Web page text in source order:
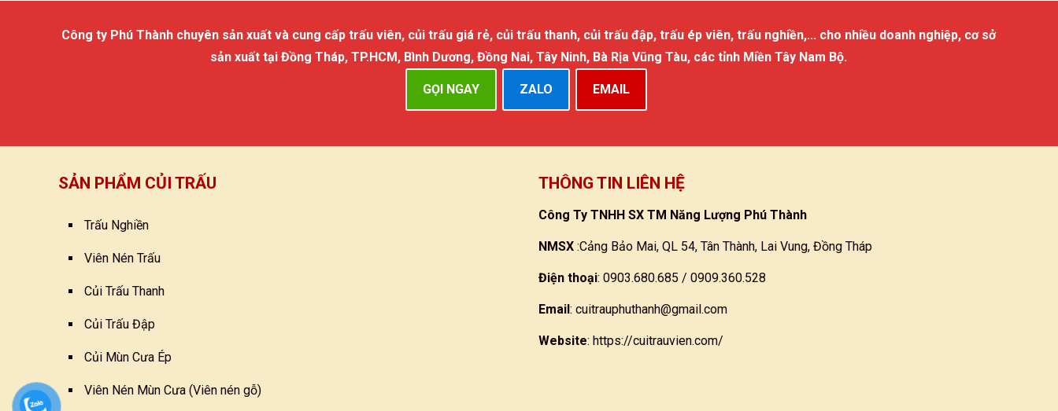
Công ty Phú Thành chuyên sản xuất và cung cấp trấu viên, củi trấu giá rẻ, củi trấu thanh, củi trấu đập, trấu ép viên, trấu nghiền,... cho nhiều doanh nghiệp, cơ sở
sản xuất tại Đồng Tháp, TP.HCM, Bình Dương, Đồng Nai, Tây Ninh, Bà Rịa Vũng Tàu, các tỉnh Miền Tây Nam Bộ.
GỌI NGAY ZALO EMAIL
SẢN PHẨM CỦI TRẤU
Trấu Nghiền
Viên Nén Trấu
Củi Trấu Thanh
Củi Trấu Đập
Củi Mùn Cưa Ép
Viên Nén Mùn Cưa (Viên nén gỗ)
THÔNG TIN LIÊN HỆ
Công Ty TNHH SX TM Năng Lượng Phú Thành
NMSX :Cảng Bảo Mai, QL 54, Tân Thành, Lai Vung, Đồng Tháp
Điện thoại: 0903.680.685 / 0909.360.528
Email:cuitrauphuthanh@gmail.com
Website:https://cuitrauvien.com/